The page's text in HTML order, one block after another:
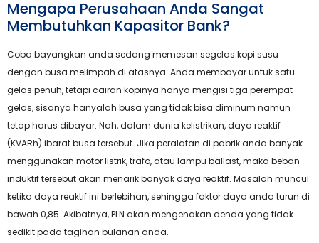
Mengapa Perusahaan Anda Sangat
Membutuhkan Kapasitor Bank?
Coba bayangkan anda sedang memesan segelas kopi susu
dengan busa melimpah di atasnya. Anda membayar untuk satu
gelas penuh, tetapi cairan kopinya hanya mengisi tiga perempat
gelas, sisanya hanyalah busa yang tidak bisa diminum namun
tetap harus dibayar. Nah, dalam dunia kelistrikan, daya reaktif
(KVARh) ibarat busa tersebut. Jika peralatan di pabrik anda banyak
menggunakan motor listrik, trafo, atau lampu ballast, maka beban
induktif tersebut akan menarik banyak daya reaktif. Masalah muncul
ketika daya reaktif ini berlebihan, sehingga faktor daya anda turun di
bawah 0,85. Akibatnya, PLN akan mengenakan denda yang tidak
sedikit pada tagihan bulanan anda.